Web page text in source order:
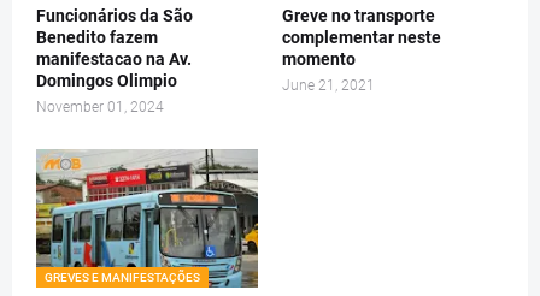
Funcionários da São
Benedito fazem
manifestacao na Av.
Domingos Olimpio
November 01, 2024
Greve no transporte
complementar neste
momento
June 21, 2021
GREVES E MANIFESTAÇÕES